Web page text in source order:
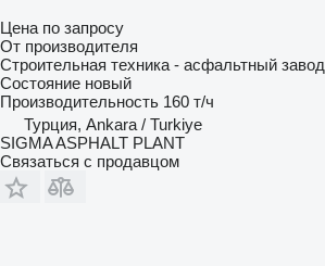
Цена по запросу
От производителя
Строительная техника - асфальтный завод
Состояние новый
Производительность 160 т/ч
Турция, Ankara / Turkiye
SIGMA ASPHALT PLANT
Связаться с продавцом